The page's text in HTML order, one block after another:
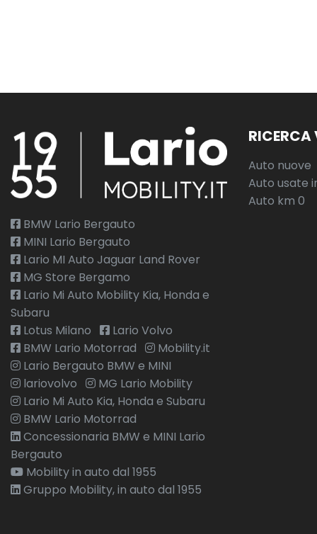
BMW Lario Bergauto
MINI Lario Bergauto
Lario MI Auto Jaguar Land Rover
MG Store Bergamo
Lario Mi Auto Mobility Kia, Honda e
Subaru
Lotus Milano
Lario Volvo
BMW Lario Motorrad
Mobility.it
Lario Bergauto BMW e MINI
lariovolvo
MG Lario Mobility
Lario Mi Auto Kia, Honda e Subaru
BMW Lario Motorrad
Concessionaria BMW e MINI Lario
Bergauto
Mobility in auto dal 1955
Gruppo Mobility, in auto dal 1955
RICERCA
Auto nuove
Auto usate
Auto km 0